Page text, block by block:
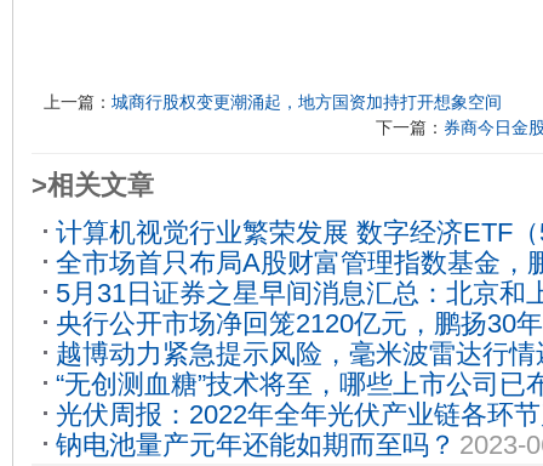
上一篇： 城商行股权变更潮涌起，地方国资加持打开想象空间
下一篇： 券商今日金
>相关文章
计算机视觉行业繁荣发展 数字经济ETF
金流入2023-05-22
全市场首只布局A股财富管理指数基金，
资价值几何？2023-06-20
5月31日证券之星早间消息汇总：北京和
策2023-06-02
央行公开市场净回笼2120亿元，鹏扬30
ETF（511090）涨0.01% 2023-07-07
越博动力紧急提示风险，毫米波雷达行
03-01
“无创测血糖”技术将至，哪些上市公司已
光伏周报：2022年全年光伏产业链各环
过55%！2023-02-22
钠电池量产元年还能如期而至吗？ 2023-